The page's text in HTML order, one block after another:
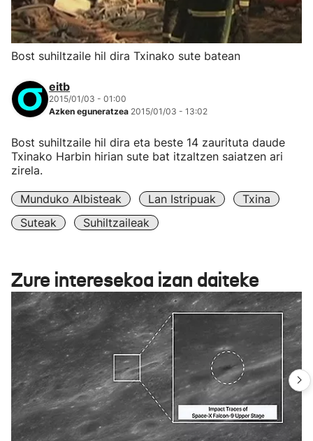
Bost suhiltzaile hil dira Txinako sute batean
eitb
2015/01/03 - 01:00
Azken eguneratzea 2015/01/03 - 13:02
Bost suhiltzaile hil dira eta beste 14 zaurituta daude
Txinako Harbin hirian sute bat itzaltzen saiatzen ari
zirela.
Munduko Albisteak Lan Istripuak
Txina
Suteak
Suhiltzaileak
Zure interesekoa izan daiteke